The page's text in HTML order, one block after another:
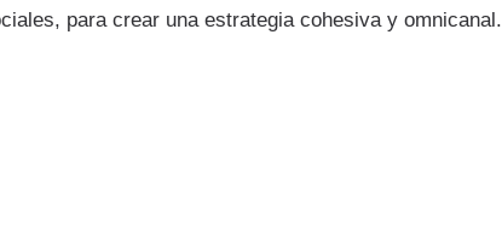
para crear una estrategia cohesiva y omnicanal.